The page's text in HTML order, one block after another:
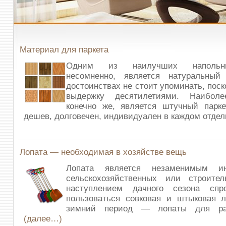
Материал для паркета
Одним из наилучших
несомненно, является
достоинствах не стоит упоминать,
выдержку десятилетиями.
конечно же, является штучный
дешев, долговечен, индивидуален в каждом
Лопата — необходимая в хозяйстве вещь
Лопата является незаменимым
сельскохозяйственных или
наступлением дачного сезона
пользоваться совковая и штыковая
зимний период — лопаты для
(далее…)